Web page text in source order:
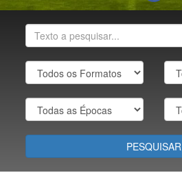
PESQUISAR